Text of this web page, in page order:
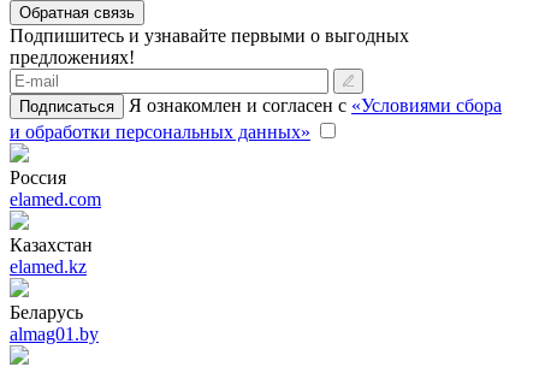
Обратная связь
Подпишитесь и узнавайте первыми о выгодных
предложениях!
Подписаться Я ознакомлен и согласен с «Условиями сбора
и обработки персональных данных»
Россия
elamed.com
Казахстан
elamed.kz
Беларусь
almag01.by